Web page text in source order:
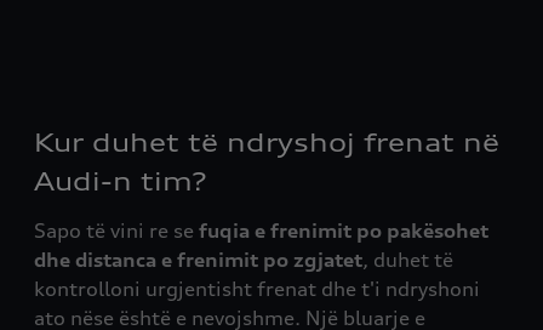
Kur duhet të ndryshoj frenat në
Audi-n tim?
Sapo të vini re se fuqia e frenimit po pakësohet
dhe distanca e frenimit po zgjatet, duhet të
kontrolloni urgjentisht frenat dhe t'i ndryshoni
ato nëse është e nevojshme. Një bluarje e